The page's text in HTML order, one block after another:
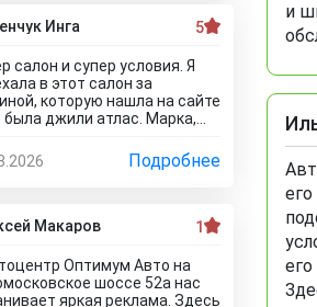
и
скажет, что эти машины
обратитесь к
дилеру и рекламе
не верьте, а то как я
туда сюда зря.. а
всего лишь про автосалон
понять что с этим
Инга 5
салон и супер условия. Я
в этот салон за
которую нашла на сайте
была джили атлас. Марка,
как мне надо. Думала, что
ее в наличии, так как
работают на ура. Все мне
в утренние часы и мне
ещё скидку
Очень
Подробнее
Макаров 1
Оптимум Авто на
шоссе 52а нас
яркая реклама. Здесь